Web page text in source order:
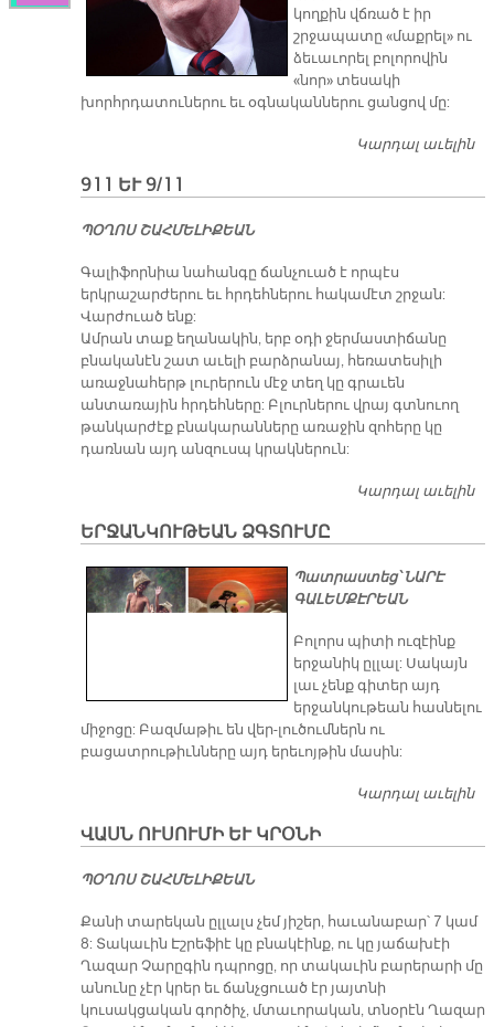
կողքին վճռած է իր
շրջապատը «մաքրել» ու
ձեւաւորել բոլորովին
«նոր» տեսակի
խորհրդատուներու եւ օգնականներու ցանցով մը:
Կարդալ աւելին
911 ԵՒ 9/11
ՊՕՂՈՍ ՇԱՀՄԵԼԻՔԵԱՆ
Գալիֆորնիա նահանգը ճանչուած է որպէս
երկրաշարժերու եւ հրդեհներու հակամէտ շրջան:
Վարժուած ենք:
Ամրան տաք եղանակին, երբ օդի ջերմաստիճանը
բնականէն շատ աւելի բարձրանայ, հեռատեսիլի
առաջնահերթ լուրերուն մէջ տեղ կը գրաւեն
անտառային հրդեհները: Բլուրներու վրայ գտնուող
թանկարժէք բնակարանները առաջին զոհերը կը
դառնան այդ անզուսպ կրակներուն:
Կարդալ աւելին
ԵՐ­ՋԱՆ­ԿՈՒ­ԹԵԱՆ ՁԳՏՈՒ­ՄԸ
Պատրաստեց՝ ՆԱՐԷ
ԳԱԼԵՄՔԷՐԵԱՆ
Բոլորս պիտի ուզէինք
երջանիկ ըլլալ: Սակայն
լաւ չենք գիտեր այդ
երջանկութեան հասնելու
միջոցը: Բազմաթիւ են վեր-լուծումներն ու
բացատրութիւնները այդ երեւոյթին մասին:
Կարդալ աւելին
ՎԱՍՆ ՈՒ­ՍՈՒ­ՄԻ ԵՒ ԿՐՕ­ՆԻ
ՊՕՂՈՍ ՇԱՀՄԵԼԻՔԵԱՆ
Քանի տարեկան ըլլալս չեմ յիշեր, հաւանաբար՝ 7 կամ
8: Տակաւին Էշրեֆիէ կը բնակէինք, ու կը յաճախէի
Ղազար Չարըգին դպրոցը, որ տակաւին բարերարի մը
անունը չէր կրեր եւ ճանչցուած էր յայտնի
կուսակցական գործիչ, մտաւորական, տնօրէն Ղազար